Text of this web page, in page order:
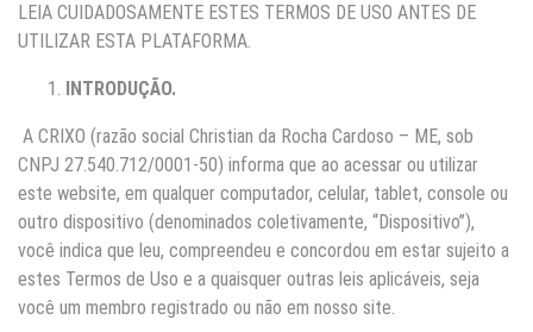
LEIA CUIDADOSAMENTE ESTES TERMOS DE USO ANTES DE
UTILIZAR ESTA PLATAFORMA.
INTRODUÇÃO.
A CRIXO (razão social Christian da Rocha Cardoso – ME, sob
CNPJ 27.540.712/0001-50) informa que ao acessar ou utilizar
este website, em qualquer computador, celular, tablet, console ou
outro dispositivo (denominados coletivamente, “Dispositivo”),
você indica que leu, compreendeu e concordou em estar sujeito a
estes Termos de Uso e a quaisquer outras leis aplicáveis, seja
você um membro registrado ou não em nosso site.